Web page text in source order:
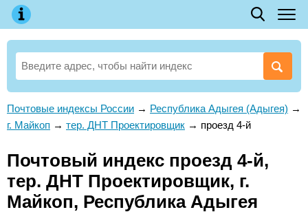
Почтовые индексы России → Республика Адыгея (Адыгея) →
г. Майкоп → тер. ДНТ Проектировщик → проезд 4-й
Почтовый индекс проезд 4-й,
тер. ДНТ Проектировщик, г.
Майкоп, Республика Адыгея